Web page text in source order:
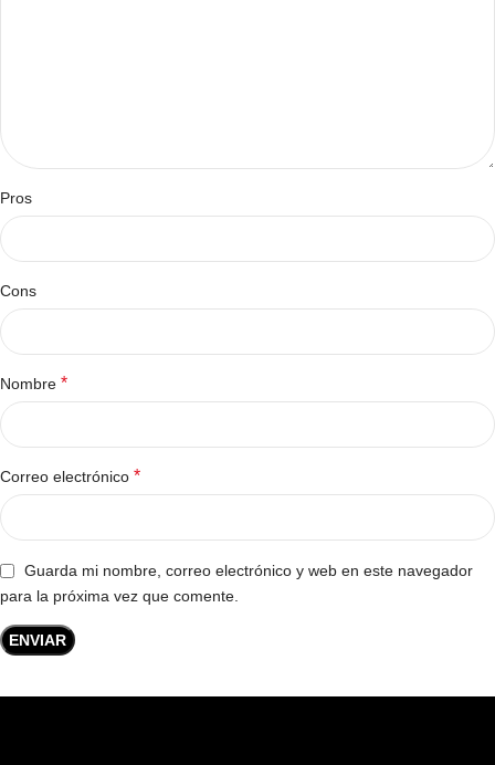
Pros
Cons
Nombre *
Correo electrónico *
Guarda mi nombre, correo electrónico y web en este navegador
para la próxima vez que comente.